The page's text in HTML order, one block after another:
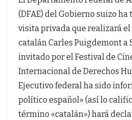
(DFAE) del Gobierno suizo
visita privada que realizará
catalán Carles Puigdemont a
invitado por el Festival de
Internacional de Derechos
Ejecutivo federal ha sido
político español» (así lo
término «catalán») hará